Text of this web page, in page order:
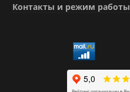
Контакты и режим работы